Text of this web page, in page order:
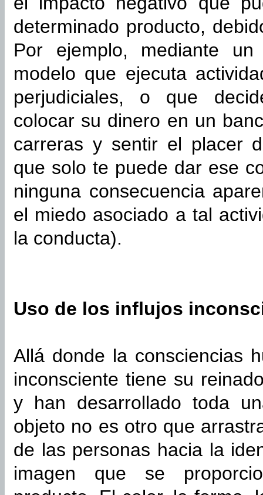
determinado producto,
Por ejemplo, mediante
modelo que ejecuta
perjudiciales, o que
colocar su dinero en un
carreras y sentir el placer
que solo te puede dar ese
ninguna consecuencia
el miedo asociado a tal
la conducta).
Uso de los influjos
Allá donde la consciencias
inconsciente tiene su
y han desarrollado toda
objeto no es otro que
de las personas hacia la
imagen que se